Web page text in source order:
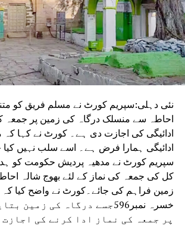
نئی دہلی:سپریم کورٹ نے مسلم فریق کو
احاطہ سے منسلک درگاہ کی زمین پر جمعہ
ادائیگی کی اجازت دی ہے۔ کورٹ نے کہا
ادائیگی ہمارا فرض ہے۔ اسے سلب نہیں کیا
سپریم کورٹ نے مدھیہ پردیش حکومت کو
کل کی جمعہ کی نماز کے لئے بھوج شالہ
زمین فراہم کی جائے۔کورٹ نے واضح کیا
خسرہ نمبر596جسے درگاہ کی
پر جمعہ کی نماز ادا کرنے کی